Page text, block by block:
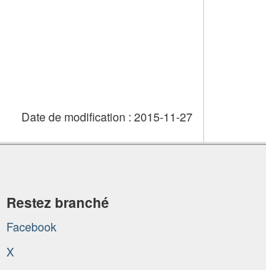
Date de modification : 2015-11-27
Restez branché
Facebook
X